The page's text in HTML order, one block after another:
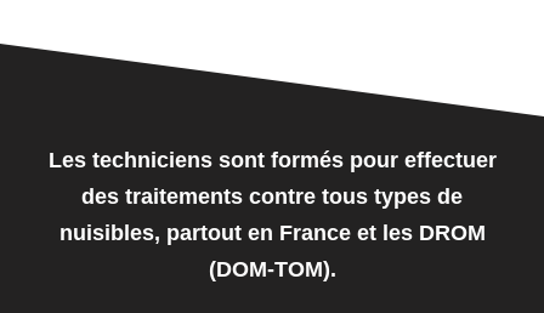
Les techniciens sont formés pour effectuer
des traitements contre tous types de
nuisibles, partout en France et les DROM
(DOM-TOM).